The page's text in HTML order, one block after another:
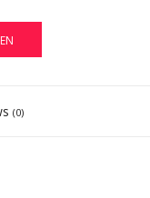
(0)